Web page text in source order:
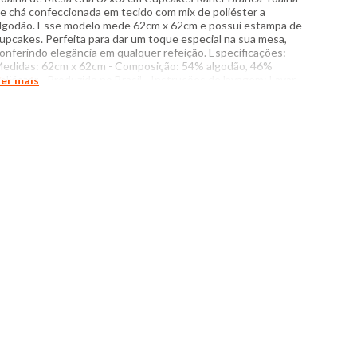
chá confeccionada em tecido com mix de poliéster a
Esse modelo mede 62cm x 62cm e possui estampa de
Perfeita para dar um toque especial na sua mesa,
elegância em qualquer refeição. Especificações: -
62cm x 62cm - Composição: 54% algodão, 46%
- Produzido no Brasil - Instruções de lavagem: Lavar
mais